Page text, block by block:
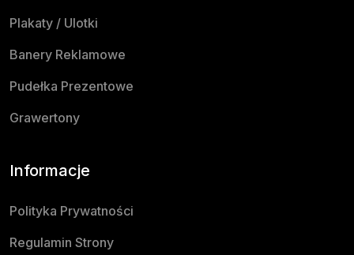
Plakaty / Ulotki
Banery Reklamowe
Pudełka Prezentowe
Grawertony
Informacje
Polityka Prywatności
Regulamin Strony